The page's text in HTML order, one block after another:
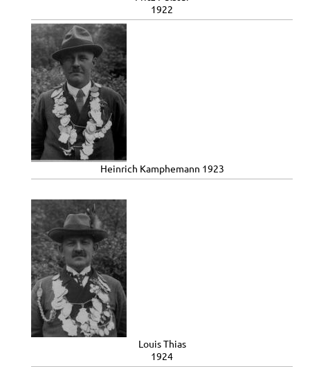
1922
Heinrich Kamphemann 1923
Louis Thias
1924